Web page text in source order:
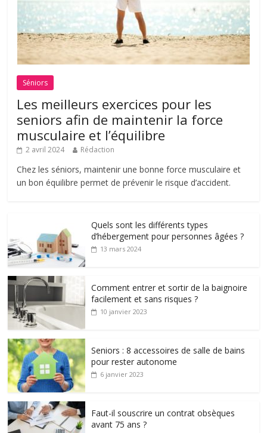
Séniors
Les meilleurs exercices pour les
seniors afin de maintenir la force
musculaire et l’équilibre
2 avril 2024 Rédaction
Chez les séniors, maintenir une bonne force musculaire et
un bon équilibre permet de prévenir le risque d’accident.
Quels sont les différents types
d’hébergement pour personnes âgées ?
13 mars 2024
Comment entrer et sortir de la baignoire
facilement et sans risques ?
10 janvier 2023
Seniors : 8 accessoires de salle de bains
pour rester autonome
6 janvier 2023
Faut-il souscrire un contrat obsèques
avant 75 ans ?